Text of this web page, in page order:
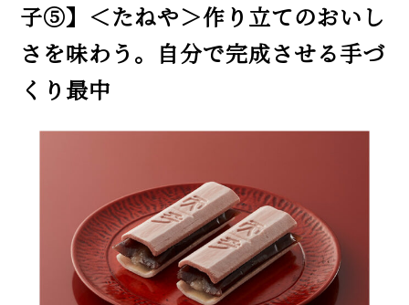
子⑤】＜たねや＞作り立てのおいし
さを味わう。自分で完成させる手づ
くり最中